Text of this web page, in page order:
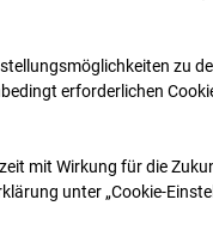
zu
erforderlichen
mit Wirkung für die
unter „Cookie-